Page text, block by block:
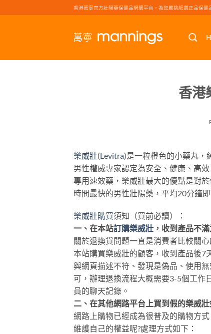
to
香港萬寧官方壯陽藥保健品網購平台，為您嚴挑細選正品保健
香港
樂威壯(Levitra)是一粒橙色的小藥丸，
男性權威專家認定為安全、健康、高
專用速效藥，樂威壯最大的優點是對
時間最快的男性壯陽藥，平均20分鐘即
樂威壯購買須知（買前必讀）：
一、在本站訂購樂威壯 ，收到產品不
關於退換貨問題一直是消費者比較關
本站購買樂威壯的顧客，收到產品後7
與網頁描述不符、發現是偽品、使用
可，辦理退換流程大概需要3-5個工作
員的聊天記錄。
二、在其他網路平台上買到假的樂威
網路上購物已經成為很普及的購物方
維護自己的權益呢?處理方式如下：